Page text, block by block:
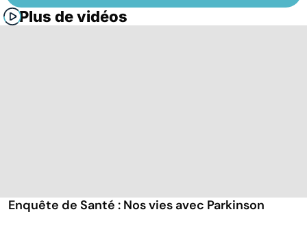
Plus de vidéos
Enquête de Santé : Nos vies avec Parkinson